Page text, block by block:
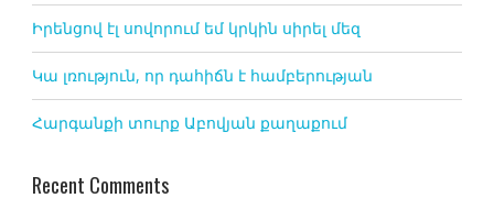
Իրենցով էլ սովորում եմ կրկին սիրել մեզ
Կա լռություն, որ դահիճն է համբերության
Հարգանքի տուրք Աբովյան քաղաքում
Recent Comments